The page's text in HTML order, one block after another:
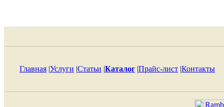
Главная |Услуги |Статьи |Каталог |Прайс-лист |Контакты